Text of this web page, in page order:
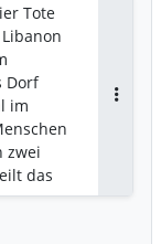
Tote
Dorf
im
zwei
das